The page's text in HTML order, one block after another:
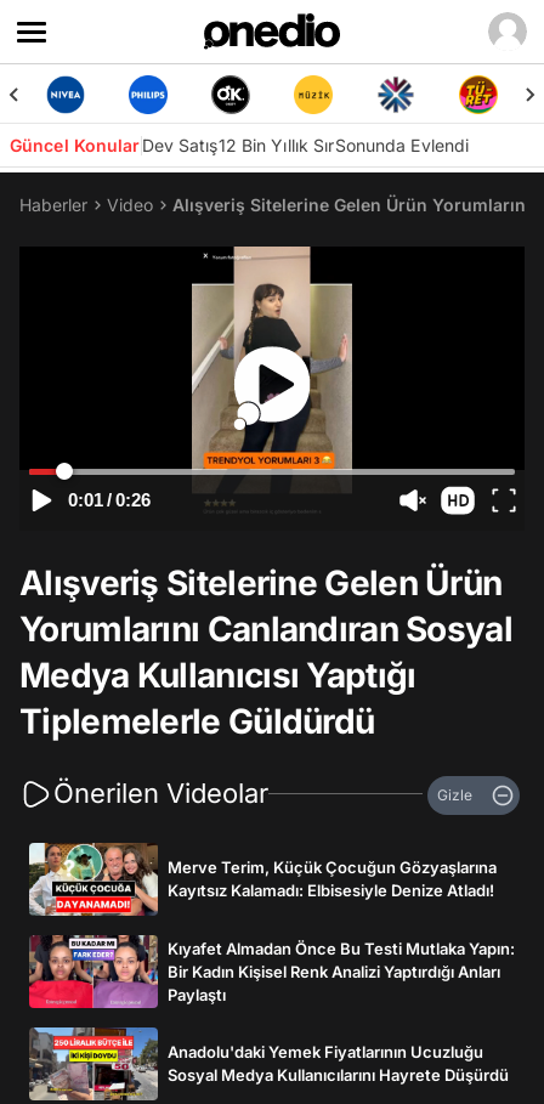
Güncel KonularDev Satış12 Bin Yıllık SırSonunda Evlendi
Haberler Video Alışveriş Sitelerine Gelen Ürün Yorumlarını
0:01/0:26
Alışveriş Sitelerine Gelen Ürün
Yorumlarını Canlandıran Sosyal
Medya Kullanıcısı Yaptığı
Tiplemelerle Güldürdü
Önerilen Videolar Gizle
Merve Terim, Küçük Çocuğun Gözyaşlarına
Kayıtsız Kalamadı: Elbisesiyle Denize Atladı!
Kıyafet Almadan Önce Bu Testi Mutlaka Yapın:
Bir Kadın Kişisel Renk Analizi Yaptırdığı Anları
Paylaştı
Anadolu'daki Yemek Fiyatlarının Ucuzluğu
Sosyal Medya Kullanıcılarını Hayrete Düşürdü